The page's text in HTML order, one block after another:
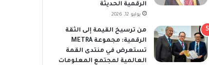
الرقمية الحديثة
يوليو 12, 2026
من ترسيخ القيمة إلى الثقة
الرقمية: مجموعة METRA
تستعرض في منتدى القمة
العالمية لمجتمع المعلومات